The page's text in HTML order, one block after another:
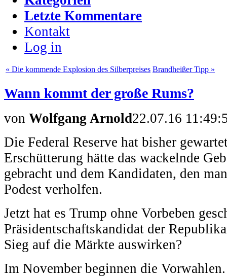
Letzte Kommentare
Kontakt
Log in
« Die kommende Explosion des Silberpreises Brandheißer Tipp »
Wann kommt der große Rums?
von Wolfgang Arnold22.07.16
Die Federal Reserve hat bisher
Erschütterung hätte das wackelnde
gebracht und dem Kandidaten, den
Podest verholfen.
Jetzt hat es Trump ohne Vorbeben
Präsidentschaftskandidat der
Sieg auf die Märkte auswirken?
Im November beginnen die Vorwahlen.